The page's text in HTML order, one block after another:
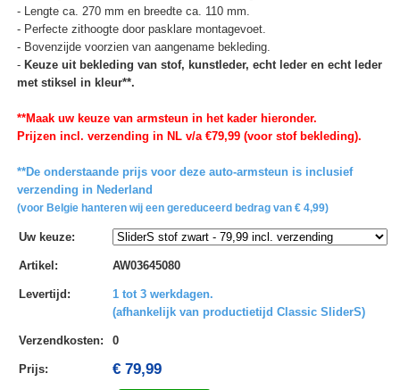
- Lengte ca. 270 mm en breedte ca. 110 mm.
- Perfecte zithoogte door pasklare montagevoet.
- Bovenzijde voorzien van aangename bekleding.
- Keuze uit bekleding van stof, kunstleder, echt leder en echt leder
met stiksel in kleur**.
**Maak uw keuze van armsteun in het kader hieronder.
Prijzen incl. verzending in NL v/a €79,99 (voor stof bekleding).
**De onderstaande prijs voor deze auto-armsteun is inclusief
verzending in Nederland
(voor Belgie hanteren wij een gereduceerd bedrag van € 4,99)
Uw keuze:
Artikel : AW03645080
Levertijd :
1 tot 3 werkdagen.
(afhankelijk van productietijd Classic SliderS)
Verzendkosten: 0
Prijs: € 79,99